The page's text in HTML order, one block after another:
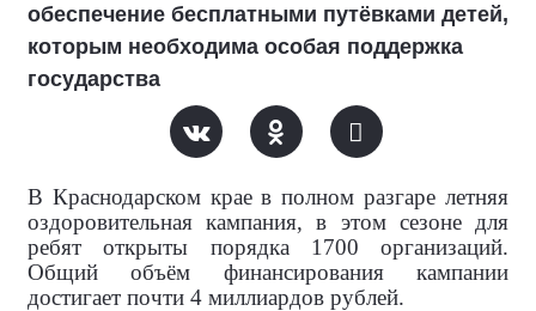
обеспечение бесплатными путёвками детей,
которым необходима особая поддержка
государства
В Краснодарском крае в полном разгаре летняя
оздоровительная кампания, в этом сезоне для
ребят открыты порядка 1700 организаций.
Общий объём финансирования кампании
достигает почти 4 миллиардов рублей.